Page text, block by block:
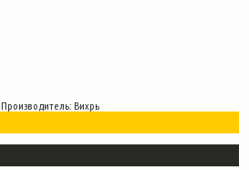
Производитель: Вихрь